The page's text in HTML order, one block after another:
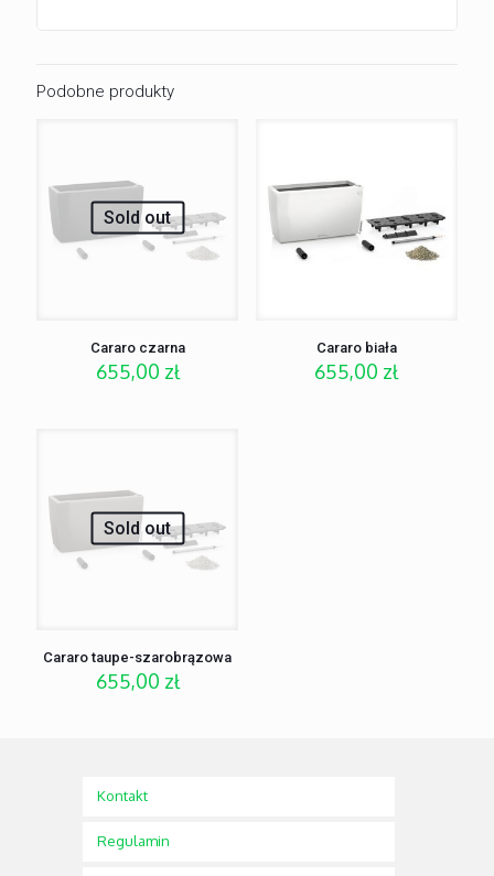
Podobne produkty
Sold out
Cararo czarna
655,00 zł
Cararo biała
655,00 zł
Sold out
Cararo taupe-szarobrązowa
655,00 zł
Kontakt
Regulamin